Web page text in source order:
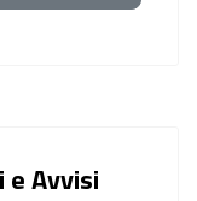
e Avvisi